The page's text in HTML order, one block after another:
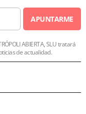
APUNTARME
ABIERTA, SLU tratará
de actualidad.